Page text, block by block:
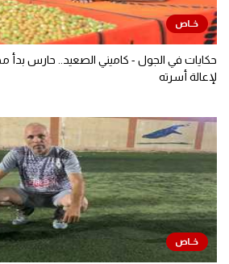
حكايات في الجول - كاميني الصعيد.. حارس بدأ
لإعالة أسرته